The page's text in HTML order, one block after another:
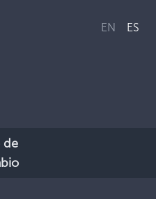
EN ES
de